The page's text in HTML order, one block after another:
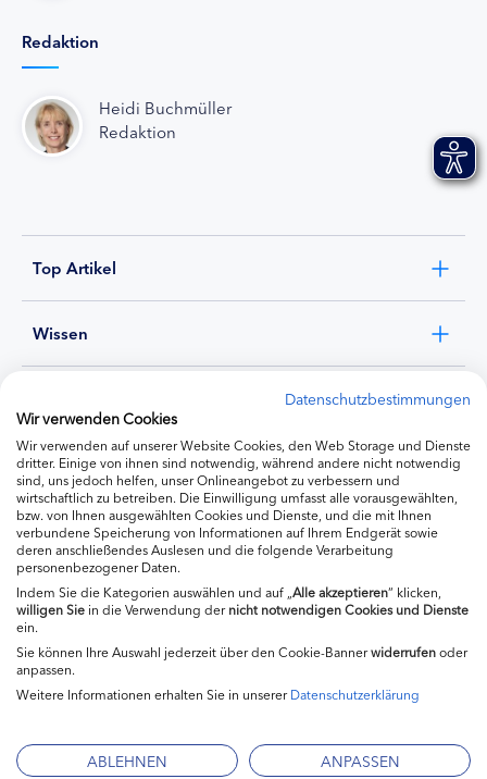
Redaktion
Heidi Buchmüller
Redaktion
Top Artikel
Wissen
Ernährung
Produkte
Impressum
Mediadaten
Datenschutzbestimmungen
Wir verwenden Cookies
Wir verwenden auf unserer Website Cookies, den Web Storage und Dienste
dritter. Einige von ihnen sind notwendig, während andere nicht notwendig
sind, uns jedoch helfen, unser Onlineangebot zu verbessern und
wirtschaftlich zu betreiben. Die Einwilligung umfasst alle vorausgewählten,
bzw. von Ihnen ausgewählten Cookies und Dienste, und die mit Ihnen
verbundene Speicherung von Informationen auf Ihrem Endgerät sowie
deren anschließendes Auslesen und die folgende Verarbeitung
personenbezogener Daten.
Indem Sie die Kategorien auswählen und auf „ Alle akzeptieren“ klicken,
willigenSie in die Verwendung dernicht notwendigen Cookies und Dienste
ein.
Sie können Ihre Auswahl jederzeit über den Cookie-Bannerwiderrufenoder
anpassen.
Weitere Informationen erhalten Sie in unsererDatenschutzerklärung
ABLEHNEN ANPASSEN